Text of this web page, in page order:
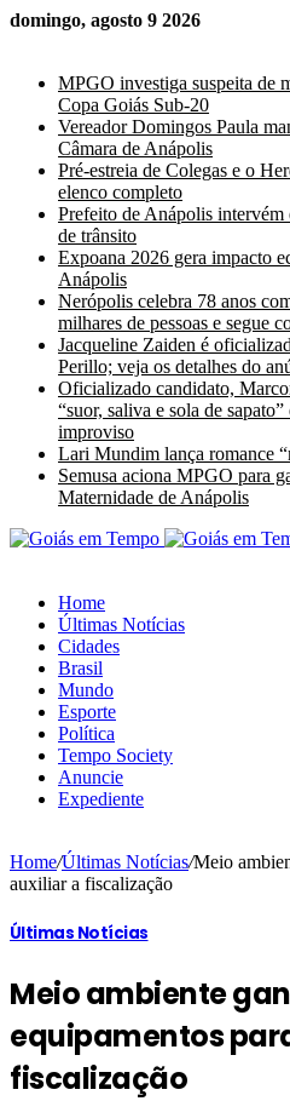
domingo, agosto 9 2026
MPGO investiga suspeita de
Copa Goiás Sub-20
Vereador Domingos Paula
Câmara de Anápolis
Pré-estreia de Colegas e o
elenco completo
Prefeito de Anápolis intervém
de trânsito
Expoana 2026 gera impacto
Anápolis
Nerópolis celebra 78 anos
milhares de pessoas e segue
Jacqueline Zaiden é
Perillo; veja os detalhes do
Oficializado candidato,
“suor, saliva e sola de
improviso
Lari Mundim lança romance
Semusa aciona MPGO para
Maternidade de Anápolis
Home
Últimas Notícias
Cidades
Brasil
Mundo
Esporte
Política
Tempo Society
Anuncie
Expediente
Home/Últimas Notícias/Meio
auxiliar a fiscalização
Últimas Notícias
Meio ambiente
equipamentos
fiscalização